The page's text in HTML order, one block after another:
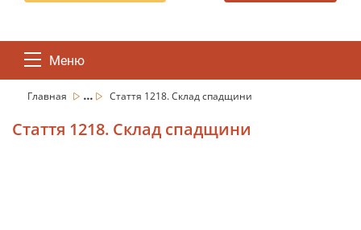
Меню
Главная ... Стаття 1218. Склад спадщини
Стаття 1218. Склад спадщини